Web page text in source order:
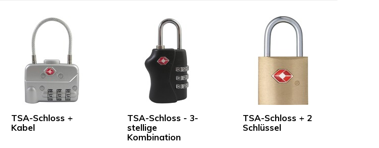
TSA-Schloss +
Kabel
TSA-Schloss - 3-
stellige
Kombination
TSA-Schloss + 2
Schlüssel